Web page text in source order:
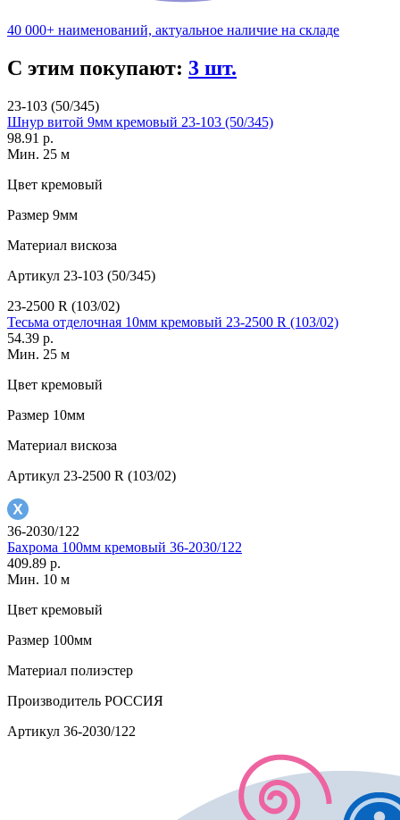
40 000+ наименований, актуальное наличие на складе
С этим покупают: 3 шт.
23-103 (50/345)
Шнур витой 9мм кремовый 23-103 (50/345)
98.91 р.
Мин. 25 м
Цвет кремовый
Размер 9мм
Материал вискоза
Артикул 23-103 (50/345)
23-2500 R (103/02)
Тесьма отделочная 10мм кремовый 23-2500 R (103/02)
54.39 р.
Мин. 25 м
Цвет кремовый
Размер 10мм
Материал вискоза
Артикул 23-2500 R (103/02)
36-2030/122
Бахрома 100мм кремовый 36-2030/122
409.89 р.
Мин. 10 м
Цвет кремовый
Размер 100мм
Материал полиэстер
Производитель РОССИЯ
Артикул 36-2030/122